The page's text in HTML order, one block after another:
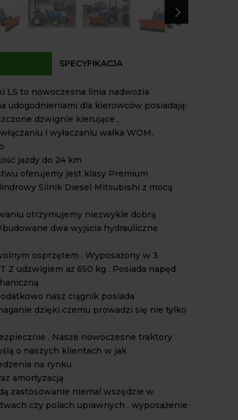
5
SPECYFIKACJA
LS to nowoczesna linia nadwozia
udogodnieniami dla kierowców posiadają:
dzwignie kierujące ,
i wyłaczaniu wałka WOM,
jazdy do 24 km
oferujemy jest klasy Premium
Silnik Diesel Mitsubishi z mocą
otrzymujemy niezwykle dobrą
dwa wyjścia hydrauliczne
osprzętem . Wyposażony w 3
Z udzwigiem aż 650 kg . Posiada napęd
nasz ciągnik posiada
dzięki czemu prowadzi się nie tylko
. Nasze nowoczesne traktory
o naszych klientach w jak
na rynku
amortyzacją .
zastosowanie niemal wszędzie w
czy polach uprawnych , wyposażenie